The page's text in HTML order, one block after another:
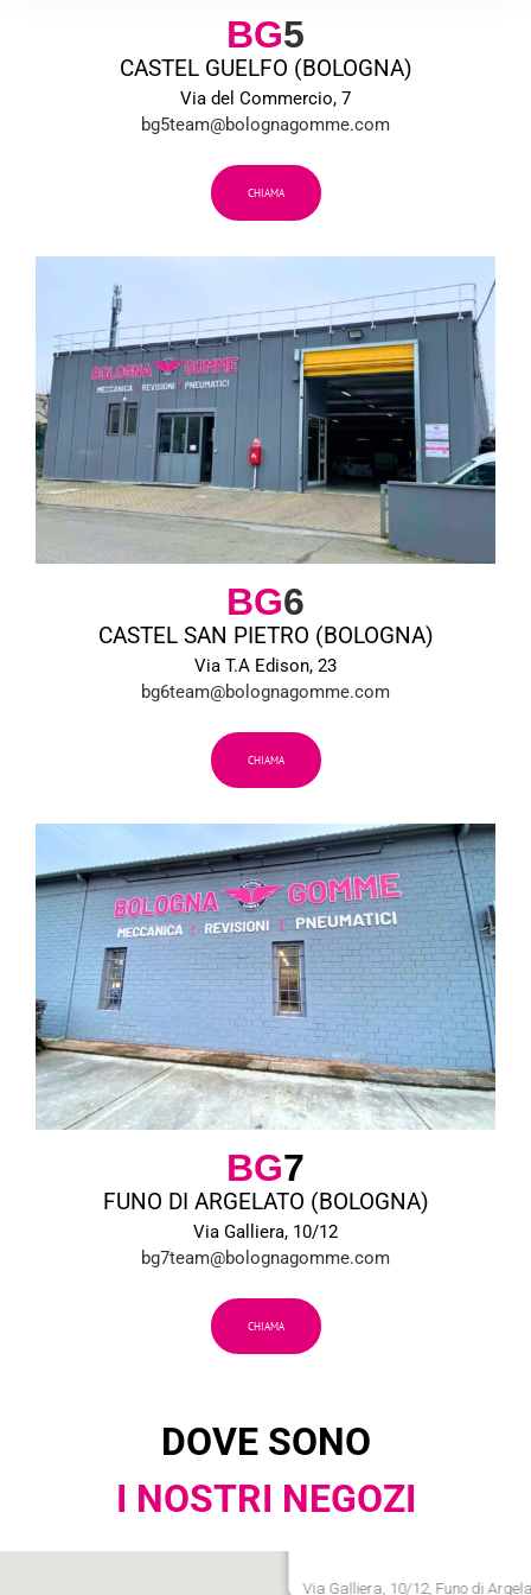
BG5
CASTEL GUELFO (BOLOGNA)
Via del Commercio, 7
bg5team@bolognagomme.com
CHIAMA
BG6
CASTEL SAN PIETRO (BOLOGNA)
Via T.A Edison, 23
bg6team@bolognagomme.com
CHIAMA
BG7
FUNO DI ARGELATO (BOLOGNA)
Via Galliera, 10/12
bg7team@bolognagomme.com
CHIAMA
DOVE SONO
I NOSTRI NEGOZI
Via Galliera, 10/12, Funo di